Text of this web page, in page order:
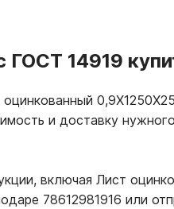
14919
оцинкованный
и доставку
включая Лист
78612981916 или